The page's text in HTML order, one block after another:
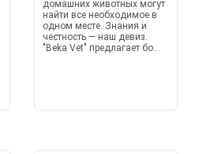
домашних животных могут
найти все необходимое в
одном месте. Знания и
честность — наш девиз.
"Beka Vet" предлагает бо...